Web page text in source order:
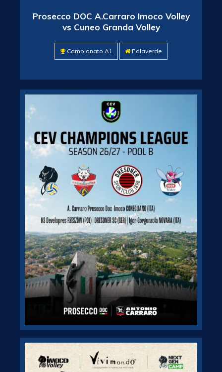
Prosecco DOC A.Carraro Imoco Volley
vs Cuneo Granda Volley
Campionato A1 Palaverde